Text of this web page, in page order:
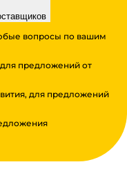
вопросы по вашим
предложений от
для предложений